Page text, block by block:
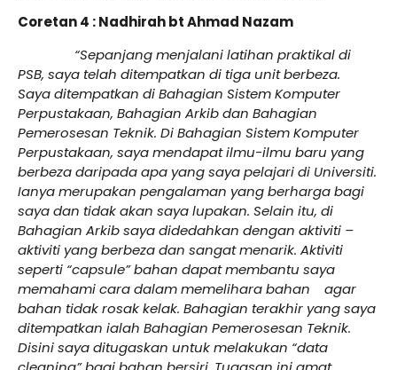
Coretan 4 : Nadhirah bt Ahmad Nazam
“Sepanjang menjalani latihan praktikal di
PSB, saya telah ditempatkan di tiga unit berbeza.
Saya ditempatkan di Bahagian Sistem Komputer
Perpustakaan, Bahagian Arkib dan Bahagian
Pemerosesan Teknik. Di Bahagian Sistem Komputer
Perpustakaan, saya mendapat ilmu-ilmu baru yang
berbeza daripada apa yang saya pelajari di Universiti.
Ianya merupakan pengalaman yang berharga bagi
saya dan tidak akan saya lupakan. Selain itu, di
Bahagian Arkib saya didedahkan dengan aktiviti –
aktiviti yang berbeza dan sangat menarik. Aktiviti
seperti “capsule” bahan dapat membantu saya
memahami cara dalam memelihara bahan agar
bahan tidak rosak kelak. Bahagian terakhir yang saya
ditempatkan ialah Bahagian Pemerosesan Teknik.
Disini saya ditugaskan untuk melakukan “data